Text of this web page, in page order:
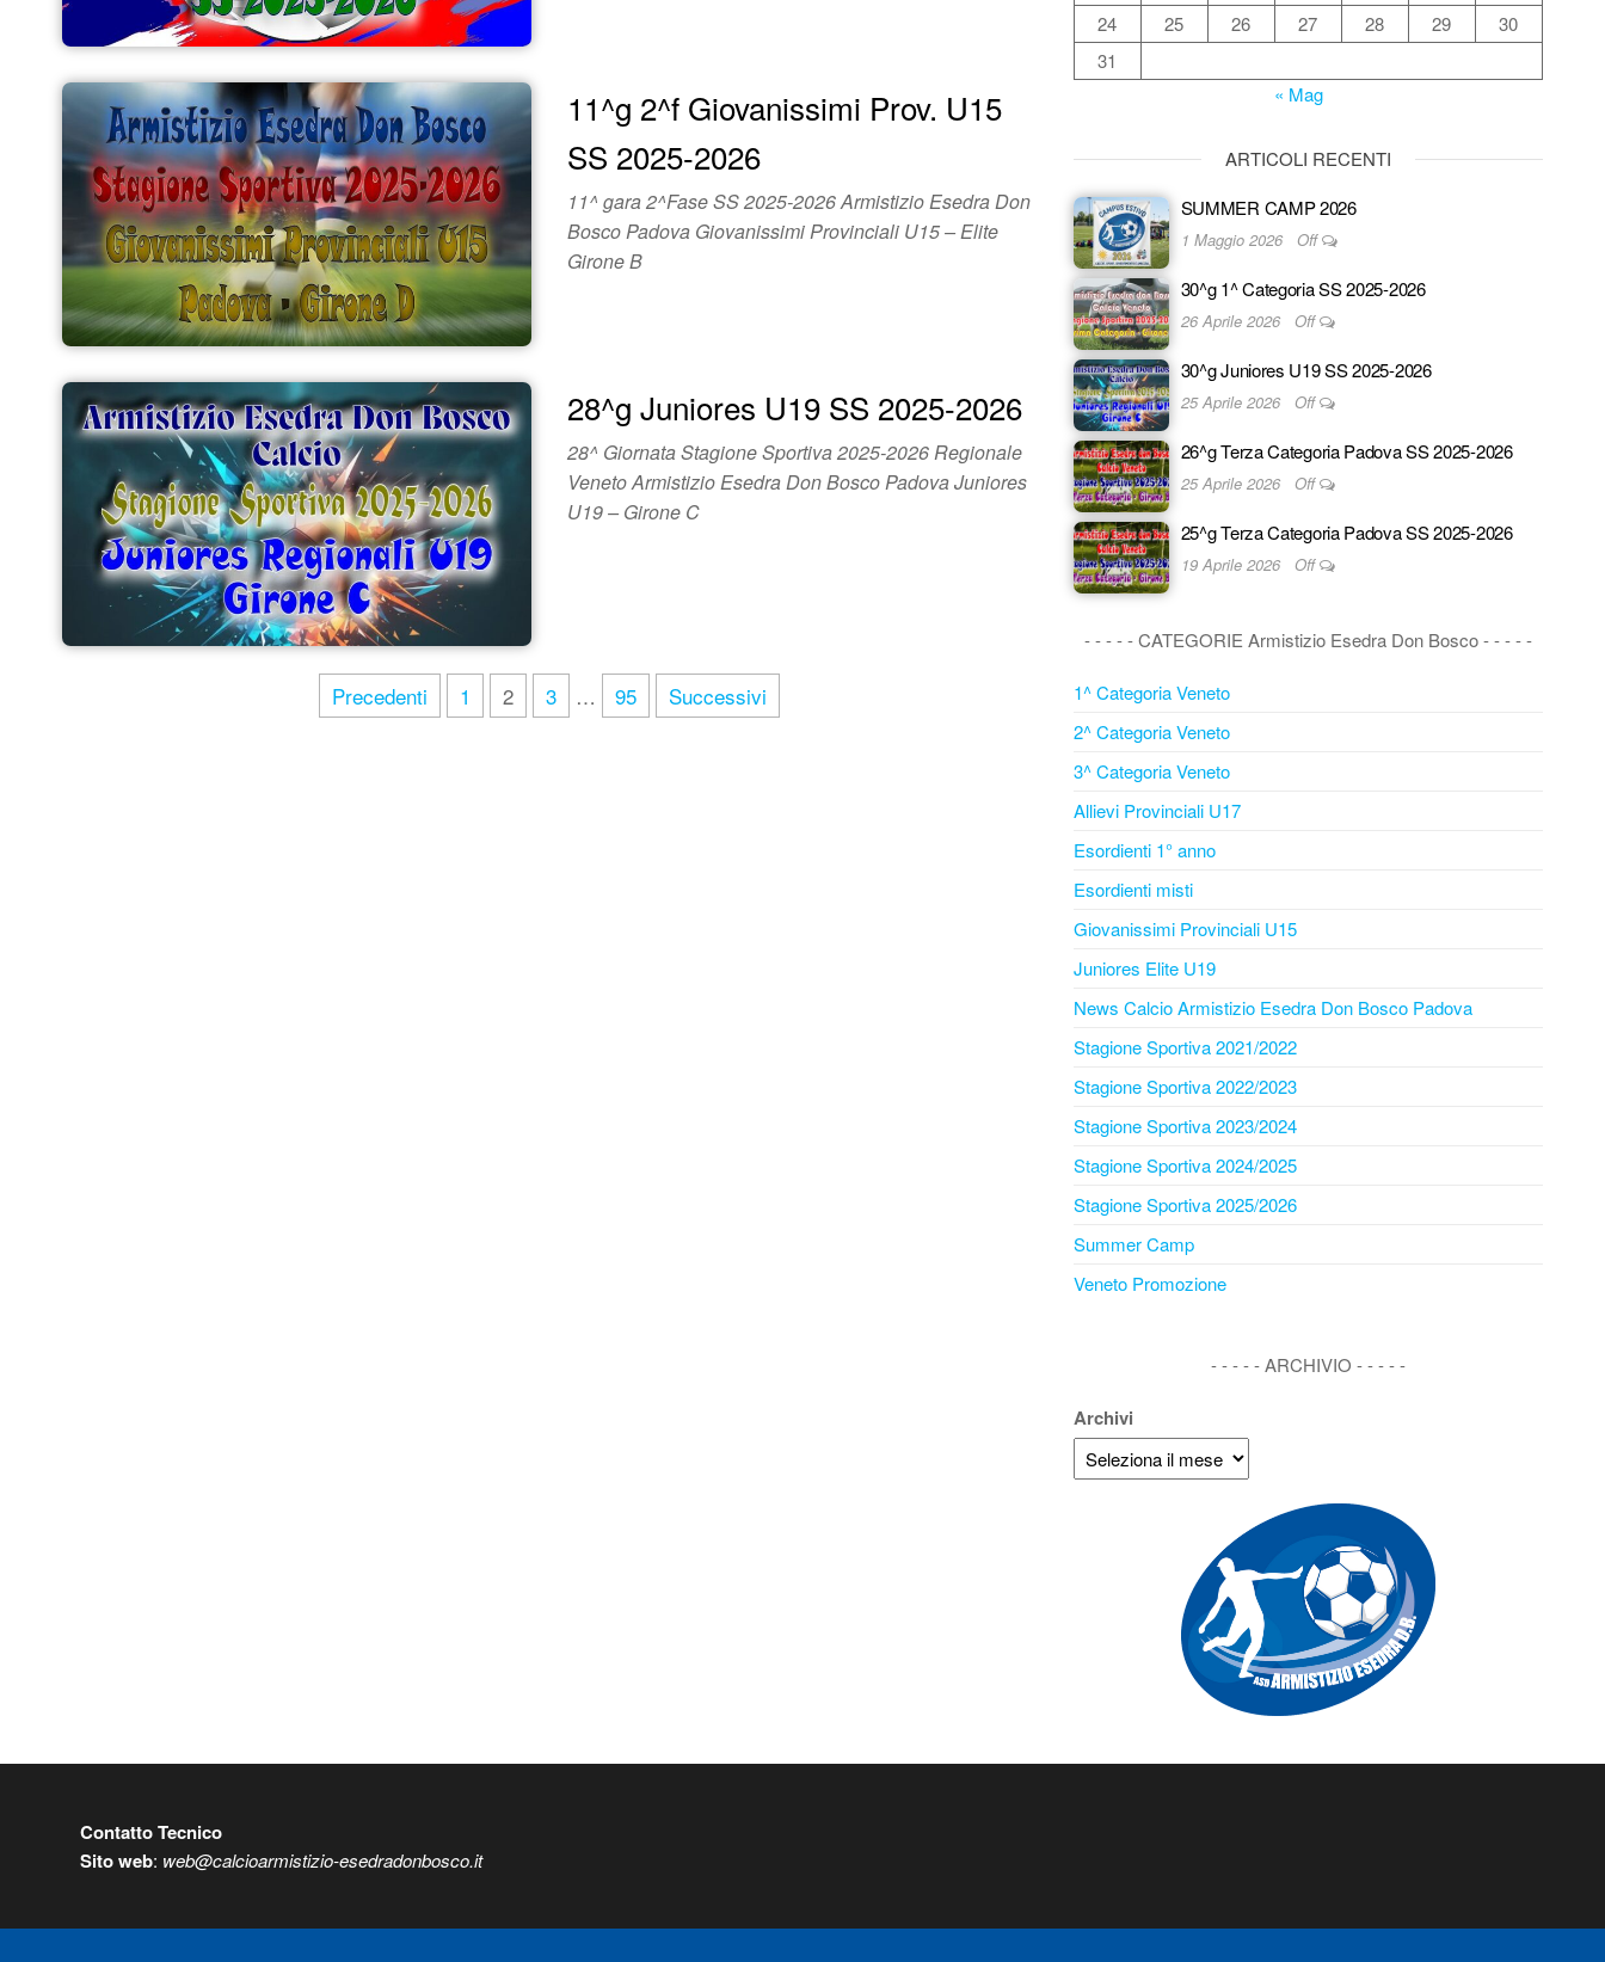
11^g 2^f Giovanissimi Prov. U15
SS 2025-2026
11^ gara 2^Fase SS 2025-2026 Armistizio Esedra Don
Bosco Padova Giovanissimi Provinciali U15 – Elite
Girone B
28^g Juniores U19 SS 2025-2026
28^ Giornata Stagione Sportiva 2025-2026 Regionale
Veneto Armistizio Esedra Don Bosco Padova Juniores
U19 – Girone C
Precedenti 1 2 3 … 95 Successivi
24
25 26 27 28 29
30
31
« Mag
ARTICOLI RECENTI
SUMMER CAMP 2026
1 Maggio 2026 Off
30^g 1^ Categoria SS 2025-2026
26 Aprile 2026 Off
30^g Juniores U19 SS 2025-2026
25 Aprile 2026 Off
26^g Terza Categoria Padova SS 2025-2026
25 Aprile 2026 Off
25^g Terza Categoria Padova SS 2025-2026
19 Aprile 2026 Off
- - - - - CATEGORIE Armistizio Esedra Don Bosco - - - - -
1^ Categoria Veneto
2^ Categoria Veneto
3^ Categoria Veneto
Allievi Provinciali U17
Esordienti 1° anno
Esordienti misti
Giovanissimi Provinciali U15
Juniores Elite U19
News Calcio Armistizio Esedra Don Bosco Padova
Stagione Sportiva 2021/2022
Stagione Sportiva 2022/2023
Stagione Sportiva 2023/2024
Stagione Sportiva 2024/2025
Stagione Sportiva 2025/2026
Summer Camp
Veneto Promozione
- - - - - ARCHIVIO - - - - -
Archivi
Contatto Tecnico
Sito web: web@calcioarmistizio-esedradonbosco.it